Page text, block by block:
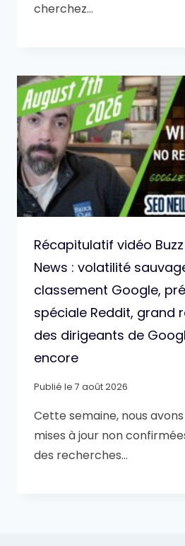
cherchez…
Récapitulatif vidéo
News : volatilité
classement Google,
spéciale Reddit, grand
des dirigeants de
encore
Publié le 7 août 2026
Cette semaine, nous
mises à jour non
des recherches…